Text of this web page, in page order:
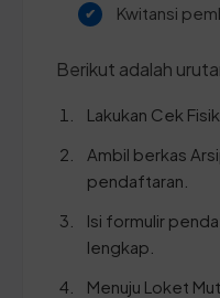
Kwitansi
Berikut adalah
Lakukan Cek
Ambil berkas
pendaftaran.
Isi formulir
lengkap.
Menuju Loket